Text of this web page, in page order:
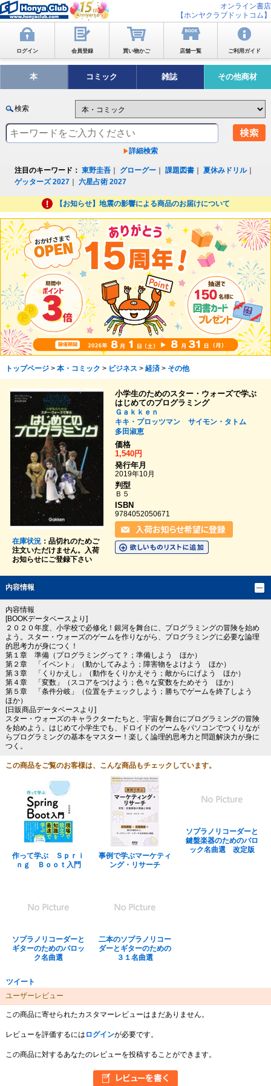
オンライン書店
【ホンヤクラブドットコム】
ログイン 会員登録 買い物かご 店舗一覧 ご利用ガイド
本 コミック 雑誌 その他商材
検索
詳細検索
注目のキーワード： 東野圭吾 グローグー ｜課題図書 ｜夏休みドリル｜
ゲッターズ 2027 ｜六星占術 2027
【お知らせ】地震の影響による商品のお届けについて
トップページ> 本・コミック > ビジネス > 経済> その他
在庫状況：品切れのためご
注文いただけません。入荷
お知らせにご登録下さい
小学生のためのスター・ウォーズで学ぶ
はじめてのプログラミング
Ｇａｋｋｅｎ
キキ・プロッツマン
サイモン・タトム
多田淑恵
価格
1,540円
発行年月
2019年10月
判型
Ｂ５
ISBN
9784052050671
内容情報
内容情報
[BOOKデータベースより]
２０２０年度、小学校で必修化！銀河を舞台に、プログラミングの冒険を始め
よう。スター・ウォーズのゲームを作りながら、プログラミングに必要な論理
的思考力が身につく！
第１章 準備（プログラミングって？；準備しよう ほか）
第２章 「イベント」（動かしてみよう；障害物をよけよう ほか）
第３章 「くりかえし」（動作をくりかえそう；敵からにげよう ほか）
第４章 「変数」（スコアをつけよう；色々な変数をためそう ほか）
第５章 「条件分岐」（位置をチェックしよう；勝ちでゲームを終了しよう
ほか）
[日販商品データベースより]
スター・ウォーズのキャラクターたちと、宇宙を舞台にプログラミングの冒険
を始めよう。はじめて小学生でも、ドロイドのゲームをパソコンでつくりなが
らプログラミングの基本をマスター！楽しく論理的思考力と問題解決力が身に
つく。
この商品をご覧のお客様は、こんな商品もチェックしています。
作って学ぶ Ｓｐｒｉ
ｎｇ Ｂｏｏｔ入門
事例で学ぶマーケティ
ング・リサーチ
ソプラノリコーダーと
鍵盤楽器のためのバロ
ック名曲選 改定版
ソプラノリコーダーと
ギターのためのバロッ
ク名曲選
二本のソプラノリコー
ダーとギターのための
３１名曲選
ツイート
ユーザーレビュー
この商品に寄せられたカスタマーレビューはまだありません。
レビューを評価するには ログインが必要です。
この商品に対するあなたのレビューを投稿することができます。